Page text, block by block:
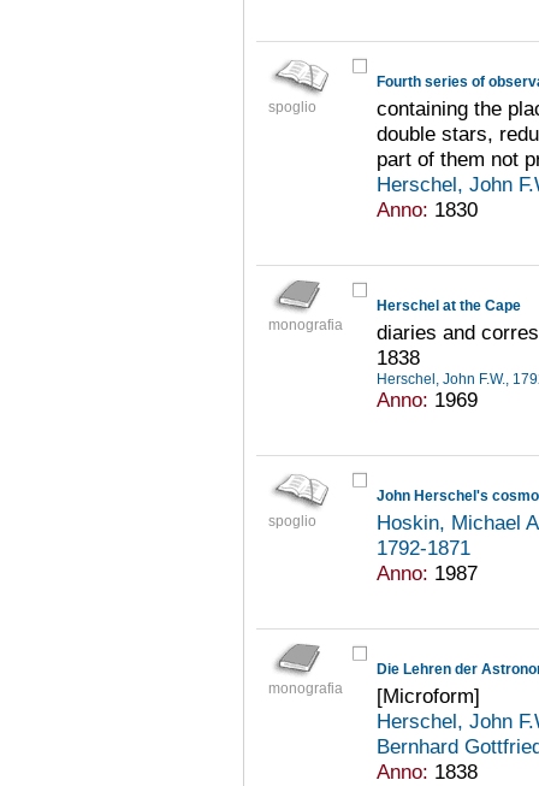
spoglio
Fourth series of
containing the
double stars,
part of them not
Herschel, John
Anno: 1830
monografia
Herschel at the Cape
diaries and
1838
Herschel, John F.W.,
Anno: 1969
spoglio
John Herschel's
Hoskin, Michael
1792-1871
Anno: 1987
monografia
Die Lehren der
[Microform]
Herschel, John
Bernhard
Anno: 1838